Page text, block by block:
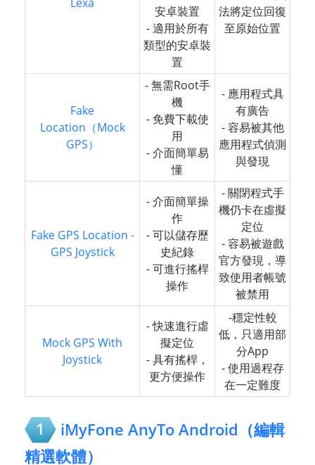
安卓裝置
- 適用於所有
類型的安卓裝
置
法將定位回復
至原始位置
Fake
Location（Mock
GPS）
- 無需Root手
機
- 免費下載使
用
- 介面簡單易
懂
- 應用程式具
有廣告
- 容易被其他
應用程式偵測
與發現
Fake GPS Location -
GPS Joystick
- 介面簡單操
作
- 可以儲存歷
史紀錄
- 可進行搖桿
操作
- 關閉程式手
機仍卡在虛擬
定位
- 容易被遊戲
官方發現，導
致使用者帳號
被禁用
Mock GPS With
Joystick
- 快速進行虛
擬定位
- 具有搖桿，
更方便操作
-穩定性較
低，只適用部
分App
- 使用過程存
在一定難度
1
iMyFone AnyTo Android（編輯
精選軟體）